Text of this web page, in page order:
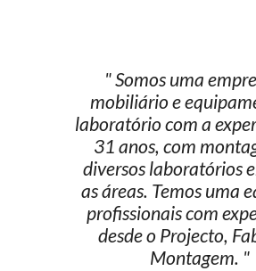
" Somos uma
mobiliário e
laboratório com a
31 anos, com
diversos laboratórios
as áreas. Temos uma
profissionais com
desde o Projecto,
Montagem. "